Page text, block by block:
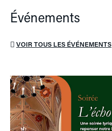
Événements
VOIR TOUS LES ÉVÉNEMENTS